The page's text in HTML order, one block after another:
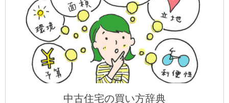
中古住宅の買い方辞典